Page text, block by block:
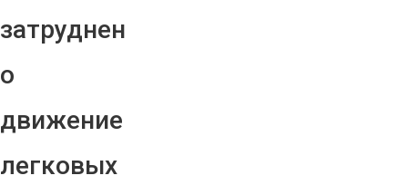
затруднен
о
движение
легковых